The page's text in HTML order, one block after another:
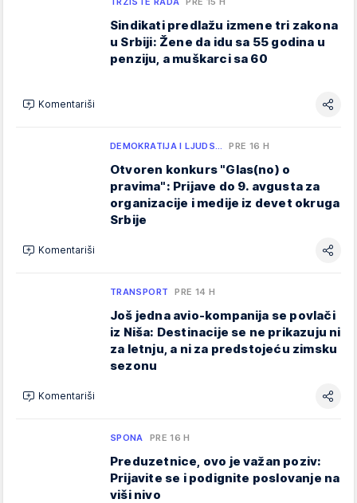
Sindikati predlažu izmene tri zakona
u Srbiji: Žene da idu sa 55 godina u
penziju, a muškarci sa 60
Komentariši
DEMOKRATIJA I LJUDS… PRE 16 H
Otvoren konkurs "Glas(no) o
pravima": Prijave do 9. avgusta za
organizacije i medije iz devet okruga
Srbije
Komentariši
TRANSPORT PRE 14 H
Još jedna avio-kompanija se povlači
iz Niša: Destinacije se ne prikazuju ni
za letnju, a ni za predstojeću zimsku
sezonu
Komentariši
SPONA PRE 16 H
Preduzetnice, ovo je važan poziv:
Prijavite se i podignite poslovanje na
viši nivo